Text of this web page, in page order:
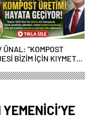
ÜNAL: “KOMPOST
BİZİM İÇİN KIYMETLİ,